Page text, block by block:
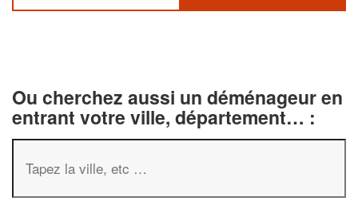
Ou cherchez aussi un déménageur en
entrant votre ville, département… :